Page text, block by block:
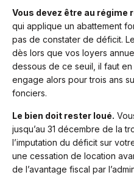
Vous devez être au régime
qui applique un abattement
pas de constater de déficit.
dès lors que vos loyers
dessous de ce seuil, il faut
engage alors pour trois ans
fonciers.
Le bien doit rester loué.
jusqu’au 31 décembre de la
l’imputation du déficit sur
une cessation de location
de l’avantage fiscal par